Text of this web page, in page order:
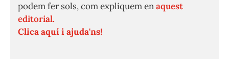
podem fer sols, com expliquem enaquest
editorial.
Clica aquí i ajuda'ns!